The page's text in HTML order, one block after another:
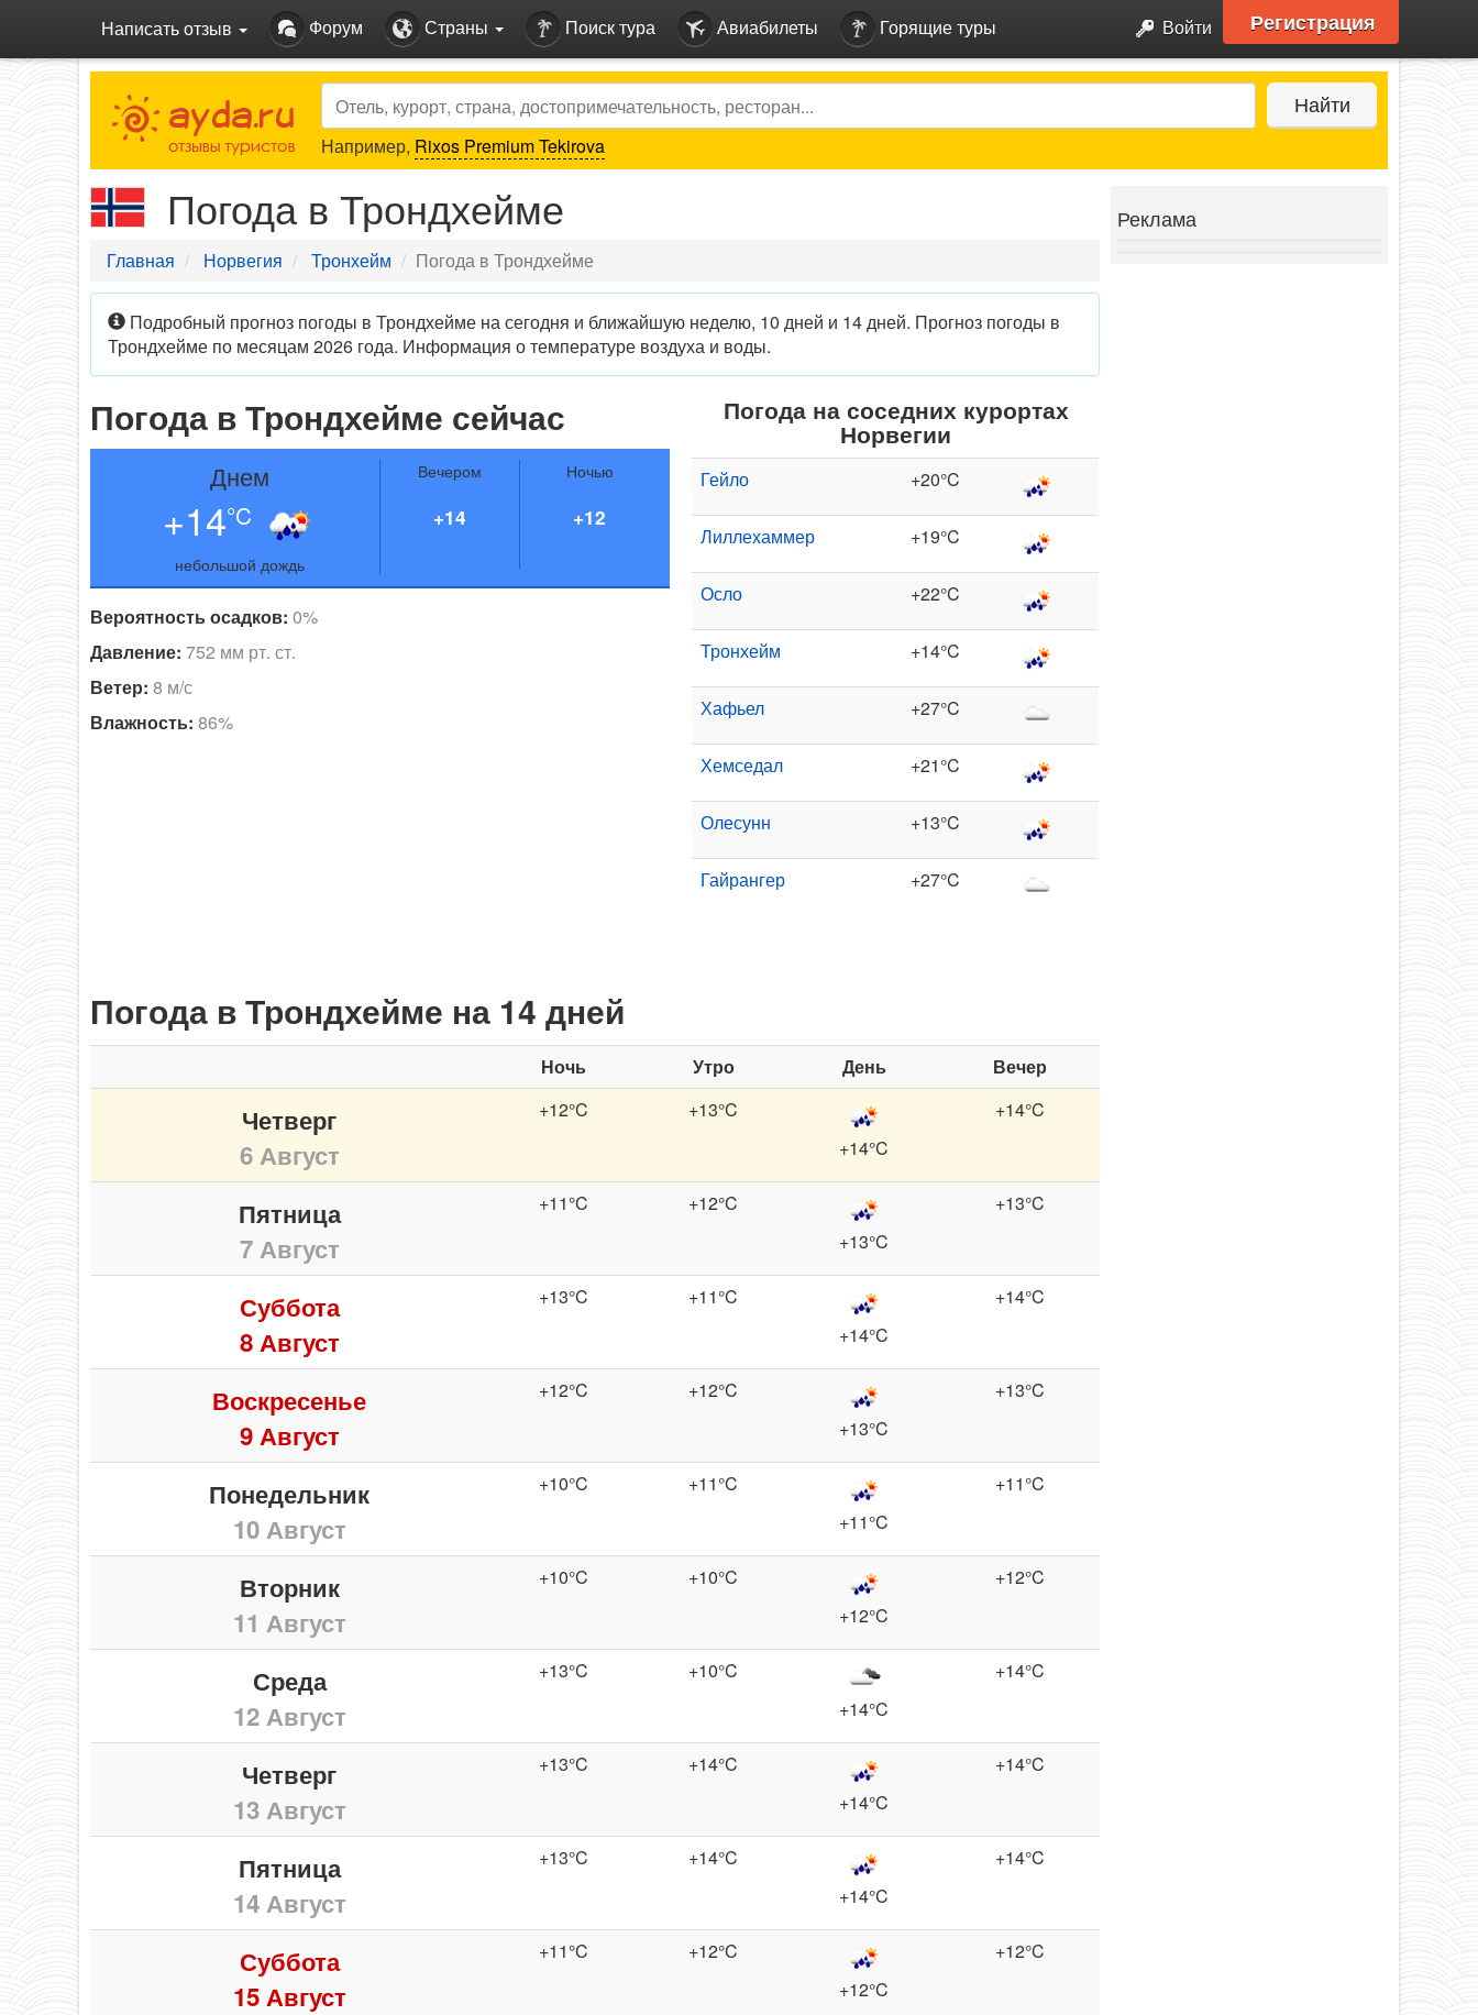
Написать отзыв Форум Страны Поиск тура Авиабилеты Горящие туры Войти Регистрация
Search Найти
Например, Rixos Premium Tekirova
Погода в Трондхейме
Главная Норвегия Тронхейм Погода в Трондхейме
Подробный прогноз погоды в Трондхейме на сегодня и ближайшую неделю, 10 дней и 14 дней. Прогноз погоды в
Трондхейме по месяцам 2026 года. Информация о температуре воздуха и воды.
Погода в Трондхейме сейчас
Днем
+14°C
небольшой дождь
Вечером
+14
Ночью
+12
Вероятность осадков: 0%
Давление: 752 мм рт. ст.
Ветер: 8 м/с
Влажность: 86%
Погода на соседних курортах
Норвегии
Гейло +20°C
Лиллехаммер +19°C
Осло +22°C
Тронхейм +14°C
Хафьел +27°C
Хемседал +21°C
Олесунн +13°C
Гайрангер +27°C
Погода в Трондхейме на 14 дней
Ночь Утро День Вечер
Четверг
6 Август
+12°C
+13°C
+14°C
+14°C
Пятница
7 Август
+11°C
+12°C
+13°C
+13°C
Суббота
8 Август
+13°C
+11°C
+14°C
+14°C
Воскресенье
9 Август
+12°C
+12°C
+13°C
+13°C
Понедельник
10 Август
+10°C
+11°C
+11°C
+11°C
Вторник
11 Август
+10°C
+10°C
+12°C
+12°C
Среда
12 Август
+13°C
+10°C
+14°C
+14°C
Четверг
13 Август
+13°C
+14°C
+14°C
+14°C
Пятница
14 Август
+13°C
+14°C
+14°C
+14°C
Суббота
15 Август
+11°C
+12°C
+12°C
+12°C
Реклама